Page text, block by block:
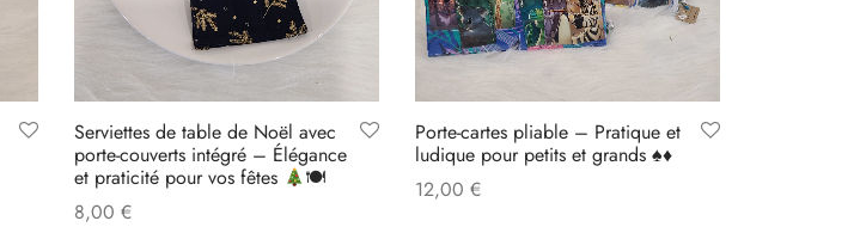
Serviettes de table de Noël avec
porte-couverts intégré – Élégance
et praticité pour vos fêtes
🍽
8,00 €
Porte-cartes pliable – Pratique et
ludique pour petits et grands ♠️♦️
12,00 €